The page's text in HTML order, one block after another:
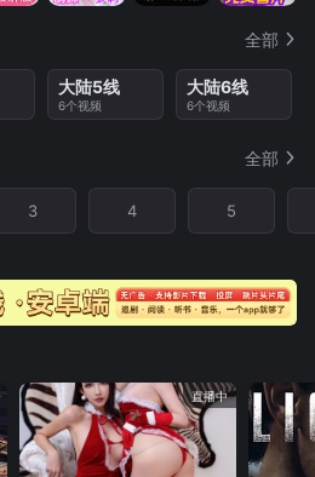
全部
大陆5线
6个视频
大陆6线
6个视频
全部
3 4 5
直播中